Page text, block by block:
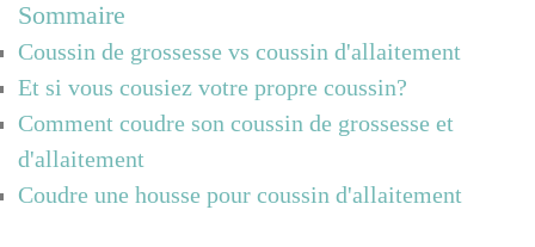
Sommaire
Coussin de grossesse vs coussin d'allaitement
Et si vous cousiez votre propre coussin?
Comment coudre son coussin de grossesse et
d'allaitement
Coudre une housse pour coussin d'allaitement